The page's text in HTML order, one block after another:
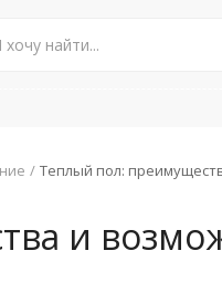
Теплый пол:
и